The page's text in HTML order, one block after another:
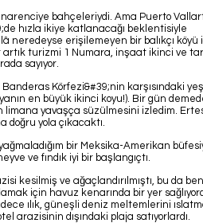
narenciye bahçeleriydi. Ama Puerto
hızla ikiye katlanacağı beklentisiyle
neredeyse erişilemeyen bir balıkçı köyü
artık turizmi 1 Numara, inşaat ikinci ve
sayıyor.
Körfezi&#39;nin karşısındaki
en büyük ikinci koyu!). Bir gün
limana yavaşça süzülmesini izledim.
doğru yola çıkacaktı.
bir Meksika-Amerikan
ve fındık iyi bir başlangıçtı.
kesilmiş ve ağaçlandırılmıştı, bu da
için havuz kenarında bir yer
ılık, güneşli deniz meltemlerini
arazisinin dışındaki plaja satıyorlardı.